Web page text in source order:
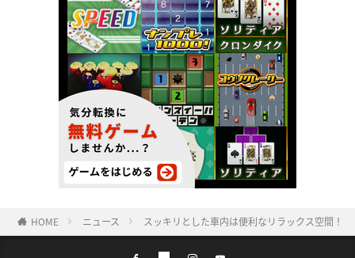
HOME ニュース スッキリとした車内は便利なリラックス空間！